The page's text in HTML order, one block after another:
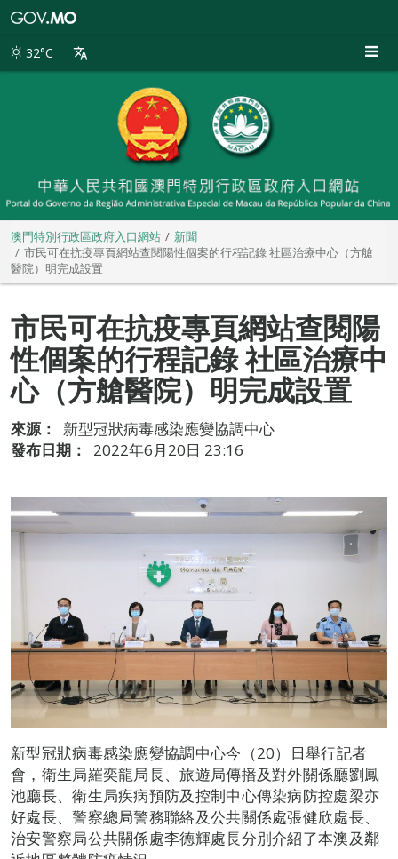
別
32°C
澳門特別行政區政府入口網站
新聞
市民可在抗疫專頁網站查閱陽性個案的行程記錄 社區治療中心（方艙
醫院）明完成設置
市民可在抗疫專頁網站查閱陽
性個案的行程記錄 社區治療中
心（方艙醫院）明完成設置
來源：
新型冠狀病毒感染應變協調中心
發布日期：
2022年6月20日 23:16
新型冠狀病毒感染應變協調中心今（20）日舉行記者
會，衛生局羅奕龍局長、旅遊局傳播及對外關係廳劉鳳
池廳長、衛生局疾病預防及控制中心傳染病防控處梁亦
好處長、警察總局警務聯絡及公共關係處張健欣處長、
治安警察局公共關係處李德輝處長分別介紹了本澳及鄰